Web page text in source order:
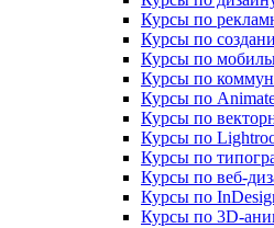
Курсы по
Курсы по
Курсы по
Курсы по
Курсы по
Курсы по
Курсы по
Курсы по
Курсы по
Курсы по
Курсы по